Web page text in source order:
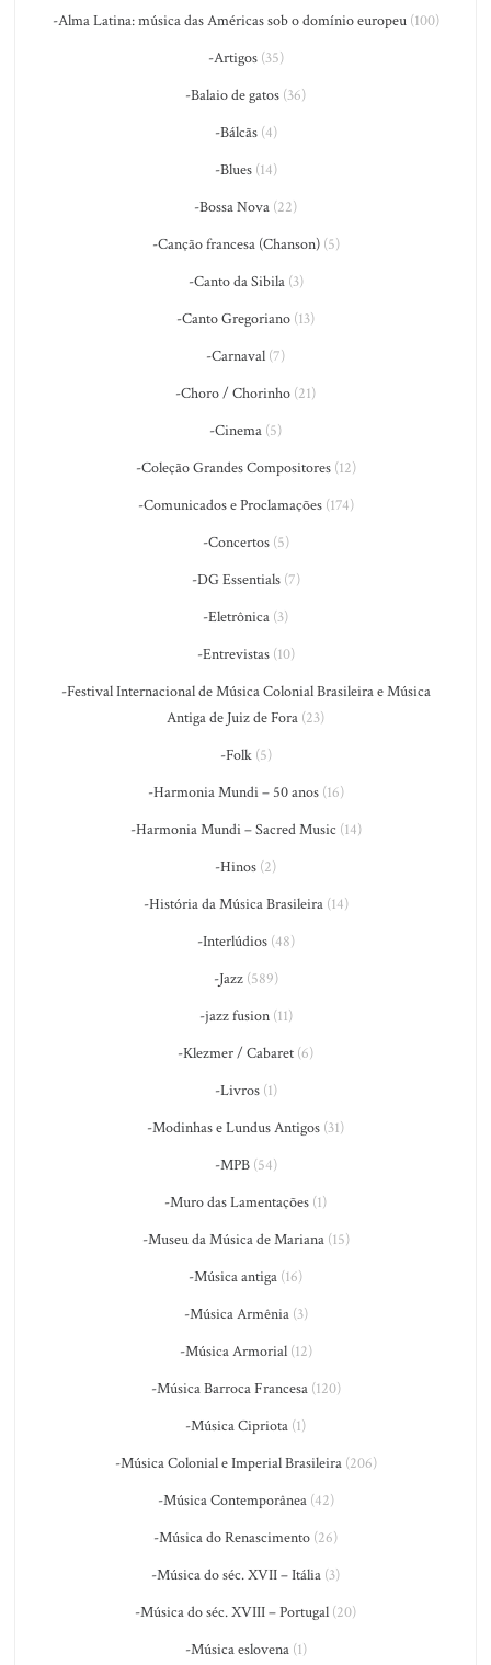
-Alma Latina: música das Américas sob o domínio europeu(100)
-Artigos(35)
-Balaio de gatos (36)
-Bálcãs(4)
-Blues(14)
-Bossa Nova (22)
-Canção francesa (Chanson)(5)
-Canto da Sibila(3)
-Canto Gregoriano (13)
-Carnaval (7)
-Choro / Chorinho (21)
-Cinema (5)
-Coleção Grandes Compositores(12)
-Comunicados e Proclamações(174)
-Concertos(5)
-DG Essentials(7)
-Eletrônica (3)
-Entrevistas(10)
-Festival Internacional de Música Colonial Brasileira e Música
Antiga de Juiz de Fora (23)
-Folk(5)
-Harmonia Mundi – 50 anos(16)
-Harmonia Mundi – Sacred Music (14)
-Hinos (2)
-História da Música Brasileira(14)
-Interlúdios(48)
-Jazz(589)
-jazz fusion(11)
-Klezmer / Cabaret (6)
-Livros(1)
-Modinhas e Lundus Antigos (31)
-MPB(54)
-Muro das Lamentações (1)
-Museu da Música de Mariana(15)
-Música antiga (16)
-Música Armênia(3)
-Música Armorial(12)
-Música Barroca Francesa(120)
-Música Cipriota (1)
-Música Colonial e Imperial Brasileira(206)
-Música Contemporânea(42)
-Música do Renascimento (26)
-Música do séc. XVII – Itália (3)
-Música do séc. XVIII – Portugal (20)
-Música eslovena(1)